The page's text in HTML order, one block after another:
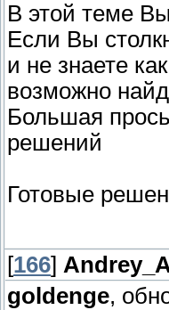
В этой теме
Если Вы
и не знаете
возможно
Большая
решений
Готовые
[166]
goldenge,